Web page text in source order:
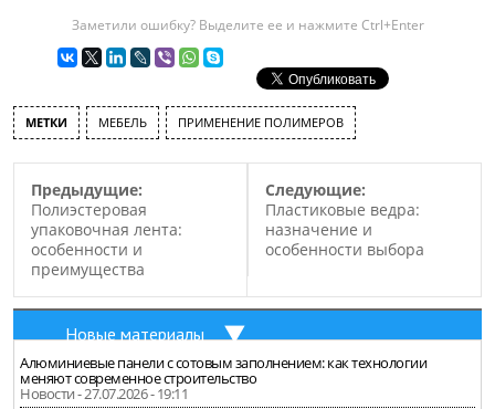
Заметили ошибку? Выделите ее и нажмите Ctrl+Enter
МЕТКИ МЕБЕЛЬ ПРИМЕНЕНИЕ ПОЛИМЕРОВ
Предыдущие:
Полиэстеровая
упаковочная лента:
особенности и
преимущества
Следующие:
Пластиковые ведра:
назначение и
особенности выбора
Новые материалы
Алюминиевые панели с сотовым заполнением: как технологии
меняют современное строительство
Новости - 27.07.2026 - 19:11